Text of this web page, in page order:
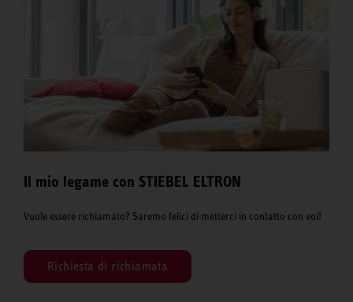
Il mio legame con STIEBEL ELTRON
Vuole essere richiamato? Saremo felici di metterci in contatto con voi!
Richiesta di richiamata